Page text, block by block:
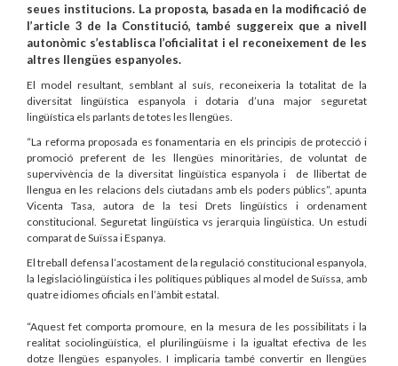
seues institucions. La proposta, basada en la modificació de
l’article 3 de la Constitució, també suggereix que a nivell
autonòmic s’establisca l’oficialitat i el reconeixement de les
altres llengües espanyoles.
El model resultant, semblant al suís, reconeixeria la totalitat de la
diversitat lingüística espanyola i dotaria d’una major seguretat
lingüística els parlants de totes les llengües.
“La reforma proposada es fonamentaria en els principis de protecció i
promoció preferent de les llengües minoritàries, de voluntat de
supervivència de la diversitat lingüística espanyola i de llibertat de
llengua en les relacions dels ciutadans amb els poders públics”, apunta
Vicenta Tasa, autora de la tesi Drets lingüístics i ordenament
constitucional. Seguretat lingüística vs jerarquia lingüística. Un estudi
comparat de Suïssa i Espanya.
El treball defensa l’acostament de la regulació constitucional espanyola,
la legislació lingüística i les polítiques públiques al model de Suïssa, amb
quatre idiomes oficials en l’àmbit estatal.
“Aquest fet comporta promoure, en la mesura de les possibilitats i la
realitat sociolingüística, el plurilingüisme i la igualtat efectiva de les
dotze llengües espanyoles. I implicaria també convertir en llengües